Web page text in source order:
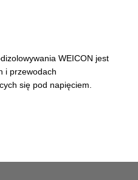
WEICON jest
i przewodach
się pod napięciem.